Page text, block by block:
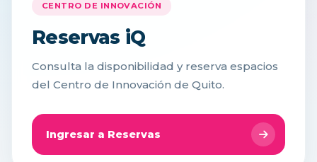
CENTRO DE INNOVACIÓN
Reservas iQ
Consulta la disponibilidad y reserva espacios
del Centro de Innovación de Quito.
Ingresar a Reservas